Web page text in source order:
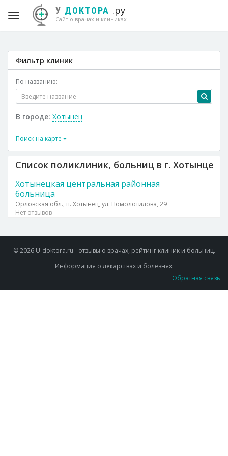
У ДОКТОРА .ру
Сайт о врачах и клиниках
Фильтр клиник
По названию:
В городе: Хотынец
Поиск на карте
Список поликлиник, больниц в г. Хотынце
Хотынецкая центральная районная
больница
Орловская обл., п. Хотынец, ул. Помолотилова, 29
Нет отзывов
© 2026 U-doktora.ru - отзывы о врачах, рейтинг клиник и больниц.
Информация о лекарствах и болезнях.
Обратная связь